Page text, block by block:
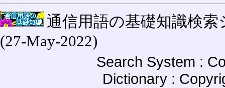
通信用語の基礎知識検索
(27-May-2022)
Search System :
Dictionary :